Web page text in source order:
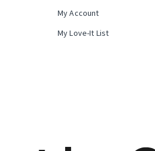
My Account
My Love-It List